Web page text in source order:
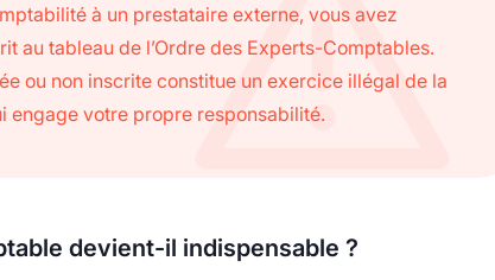
à un prestataire externe, vous avez
au tableau de l’Ordre des Experts-Comptables.
ou non inscrite constitue un exercice illégal de la
engage votre propre responsabilité.
devient-il indispensable ?